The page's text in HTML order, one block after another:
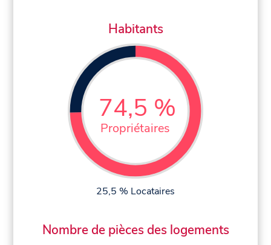
Habitants
74,5 %
Propriétaires
25,5 % Locataires
Nombre de pièces des logements